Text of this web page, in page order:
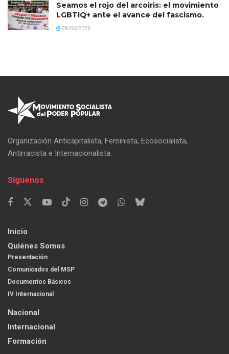
Seamos el rojo del arcoiris: el movimiento
LGBTIQ+ ante el avance del fascismo.
28/06/2026
Organización Anticapitalista, Feminista, Ecosocialista,
Antirracista e Internacionalista.
Síguenos
Inicio
Quiénes Somos
Presentación
Comunicados del MSP
Documentos Básicos
IV Internacional
Nacional
Internacional
Formación